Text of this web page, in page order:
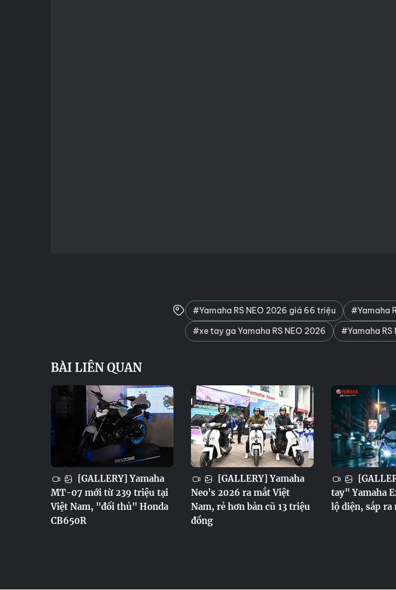
#Yamaha RS NEO 2026 giá 66 triệu #Yamaha
#xe tay ga Yamaha RS NEO 2026
#Yamaha RS
BÀI LIÊN QUAN
[GALLERY] Yamaha
MT-07 mới từ 239 triệu tại
Việt Nam, "đối thủ" Honda
CB650R
[GALLERY] Yamaha
Neo's 2026 ra mắt Việt
Nam, rẻ hơn bản cũ 13 triệu
đồng
tay" Yamaha
lộ diện, sắp ra